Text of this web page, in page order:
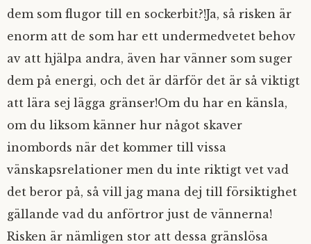
dem som flugor till en sockerbit?!Ja, så risken är
enorm att de som har ett undermedvetet behov
av att hjälpa andra, även har vänner som suger
dem på energi, och det är därför det är så viktigt
att lära sej lägga gränser!Om du har en känsla,
om du liksom känner hur något skaver
inombords när det kommer till vissa
vänskapsrelationer men du inte riktigt vet vad
det beror på, så vill jag mana dej till försiktighet
gällande vad du anförtror just de vännerna!
Risken är nämligen stor att dessa gränslösa